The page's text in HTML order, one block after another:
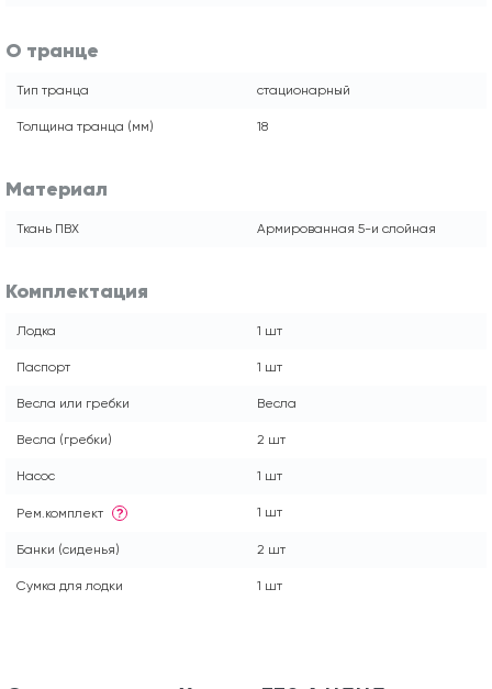
О транце
Тип транца стационарный
Толщина транца (мм) 18
Материал
Ткань ПВХ Армированная 5-и слойная
Комплектация
Лодка 1 шт
Паспорт 1 шт
Весла или гребки Весла
Весла (гребки) 2 шт
Насос 1 шт
Рем.комплект ? 1 шт
Банки (сиденья) 2 шт
Сумка для лодки 1 шт